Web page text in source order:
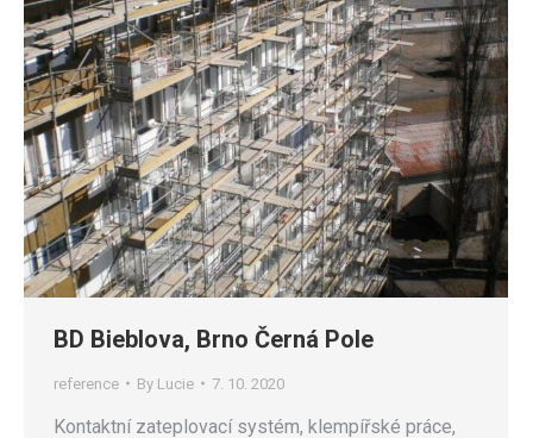
BD Bieblova, Brno Černá Pole
reference By Lucie 7. 10. 2020
Kontaktní zateplovací systém, klempířské práce,